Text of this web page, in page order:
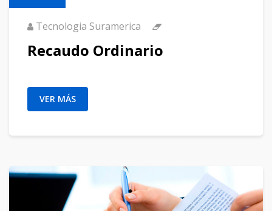
Tecnologia Suramerica
Recaudo Ordinario
VER MÁS